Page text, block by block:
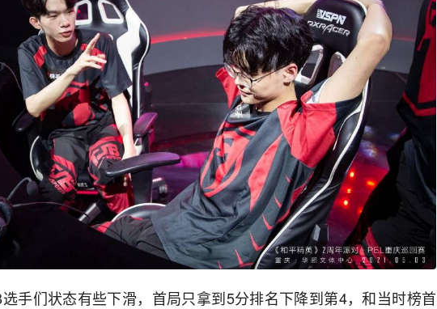
手们状态有些下滑，首局只拿到5分排名下降到第4，和当时榜首